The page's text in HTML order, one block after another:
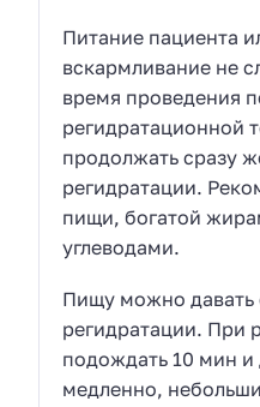
Питание пациента
вскармливание не
время проведения
регидратационной
продолжать сразу
регидратации.
пищи, богатой
углеводами.
Пищу можно давать
регидратации. При
подождать 10 мин и
медленно,